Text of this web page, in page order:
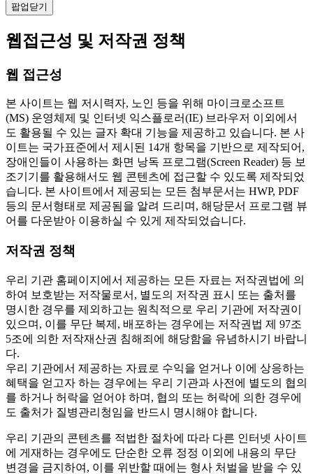
팝업닫기
웹접근성 및 저작권 정책
웹 접근성
본 사이트는 웹 저시력자, 노인 등을 위해 마이크로소프트
(MS) 운영체제 및 인터넷 익스플로러(IE) 브라우저 이외에서
도 활용될 수 있는 글자 확대 기능을 제공하고 있습니다. 본 사
이트는 국가표준에서 제시된 14개 항목을 기반으로 제작되어,
장애인들이 사용하는 화면 낭독 프로그램(Screen Reader) 등 보
조기기를 활용해서도 웹 콘텐츠에 접근할 수 있도록 제작되었
습니다. 본 사이트에서 제공되는 모든 첨부문서는 HWP, PDF
등의 문서형태로 제공됨을 알려 드리며, 해당문서 프로그램 뷰
어를 다운받아 이용하실 수 있게 제작되었습니다.
저작권 정책
우리 기관 홈페이지에서 제공하는 모든 자료는 저작권법에 의
하여 보호받는 저작물로서, 별도의 저작권 표시 또는 출처를
명시한 경우를 제외하고는 원칙적으로 우리 기관에 저작권이
있으며, 이를 무단 복제, 배포하는 경우에는 저작권법 제 97조
5조에 의한 저작재산권 침해죄에 해당함을 유념하시기 바랍니
다.
우리 기관에서 제공하는 자료로 수익을 얻거나 이에 상응하는
혜택을 얻고자 하는 경우에는 우리 기관과 사전에 별도의 협의
를 하거나 허락을 얻어야 하며, 협의 또는 허락에 의한 경우에
도 출처가 질병관리청임을 반드시 명시해야 합니다.
우리 기관의 콘텐츠를 적법한 절차에 따라 다른 인터넷 사이트
에 게재하는 경우에도 단순한 오류 정정 이외에 내용의 무단
변경을 금지하여, 이를 위반할 때에는 형사 처벌을 받을 수 있